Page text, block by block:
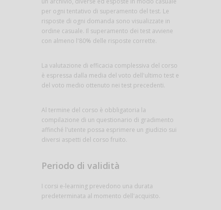
per ogni tentativo di superamento del test. Le
risposte di ogni domanda sono visualizzate in
ordine casuale. Il superamento dei test avviene
con almeno l'80% delle risposte corrette.
La valutazione di efficacia complessiva del corso
è espressa dalla media del voto dell'ultimo test e
del voto medio ottenuto nei test precedenti.
Al termine del corso è obbligatoria la
compilazione di un questionario di gradimento
affinché l'utente possa esprimere un giudizio sui
diversi aspetti del corso fruito.
Periodo di validità
I corsi e-learning prevedono una durata
predeterminata al momento dell'acquisto.